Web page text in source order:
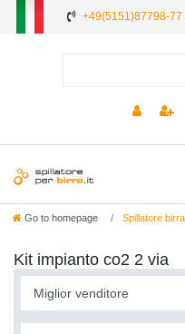
+49(5151)87798-77
Go to homepage Spillatore birra
Kit impianto co2 2 via